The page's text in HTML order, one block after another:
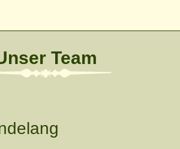
Team